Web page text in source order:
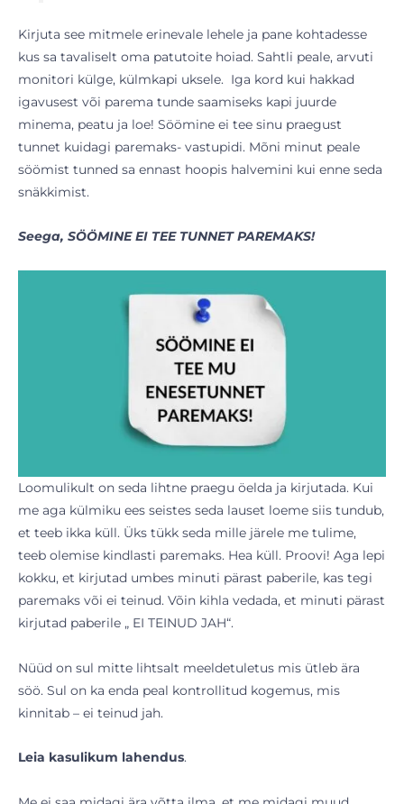
Kirjuta see mitmele erinevale lehele ja pane kohtadesse
kus sa tavaliselt oma patutoite hoiad. Sahtli peale, arvuti
monitori külge, külmkapi uksele. Iga kord kui hakkad
igavusest või parema tunde saamiseks kapi juurde
minema, peatu ja loe! Söömine ei tee sinu praegust
tunnet kuidagi paremaks- vastupidi. Mõni minut peale
söömist tunned sa ennast hoopis halvemini kui enne seda
snäkkimist.
Seega, SÖÖMINE EI TEE TUNNET PAREMAKS!
Loomulikult on seda lihtne praegu öelda ja kirjutada. Kui
me aga külmiku ees seistes seda lauset loeme siis tundub,
et teeb ikka küll. Üks tükk seda mille järele me tulime,
teeb olemise kindlasti paremaks. Hea küll. Proovi! Aga lepi
kokku, et kirjutad umbes minuti pärast paberile, kas tegi
paremaks või ei teinud. Võin kihla vedada, et minuti pärast
kirjutad paberile „ EI TEINUD JAH“.
Nüüd on sul mitte lihtsalt meeldetuletus mis ütleb ära
söö. Sul on ka enda peal kontrollitud kogemus, mis
kinnitab – ei teinud jah.
Leia kasulikum lahendus.